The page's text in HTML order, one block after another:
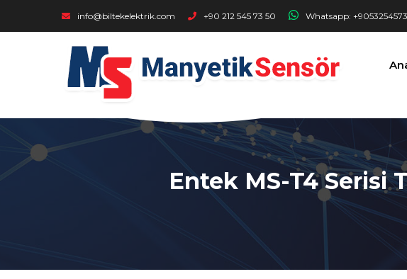
Buraya Tıklayıp Ulaşabilirsiniz - Entek - Entek MS-T4 Serisi T Kanal İçin
info@biltekelektrik.com +90 212 545 73 50 Whatsapp:
Entek MS-T4 Serisi